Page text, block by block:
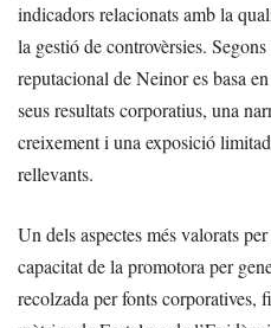
indicadors relacionats amb la
la gestió de controvèrsies.
reputacional de Neinor es basa
seus resultats corporatius, una
creixement i una exposició
rellevants.
Un dels aspectes més valorats
capacitat de la promotora per
recolzada per fonts corporatives,